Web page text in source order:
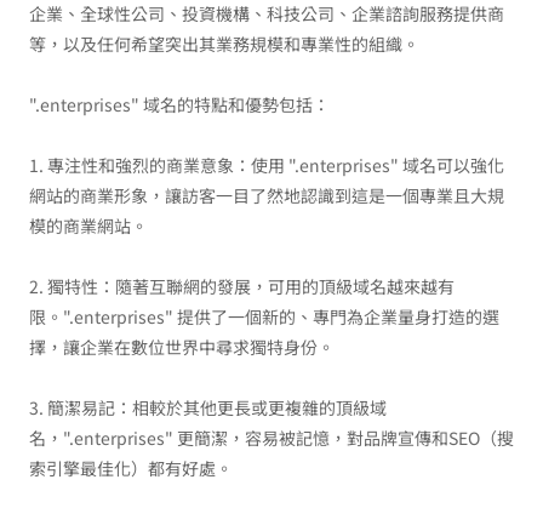
企業、全球性公司、投資機構、科技公司、企業諮詢服務提供商
等，以及任何希望突出其業務規模和專業性的組織。
".enterprises" 域名的特點和優勢包括：
1. 專注性和強烈的商業意象：使用 ".enterprises" 域名可以強化
網站的商業形象，讓訪客一目了然地認識到這是一個專業且大規
模的商業網站。
2. 獨特性：隨著互聯網的發展，可用的頂級域名越來越有
限。".enterprises" 提供了一個新的、專門為企業量身打造的選
擇，讓企業在數位世界中尋求獨特身份。
3. 簡潔易記：相較於其他更長或更複雜的頂級域
名，".enterprises" 更簡潔，容易被記憶，對品牌宣傳和SEO（搜
索引擎最佳化）都有好處。